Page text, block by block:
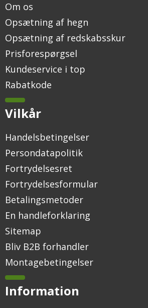
Om os
Opsætning af hegn
Opsætning af redskabsskur
Prisforespørgsel
Kundeservice i top
Rabatkode
Vilkår
Handelsbetingelser
Persondatapolitik
Fortrydelsesret
Fortrydelsesformular
Betalingsmetoder
En handleforklaring
Sitemap
Bliv B2B forhandler
Montagebetingelser
Information